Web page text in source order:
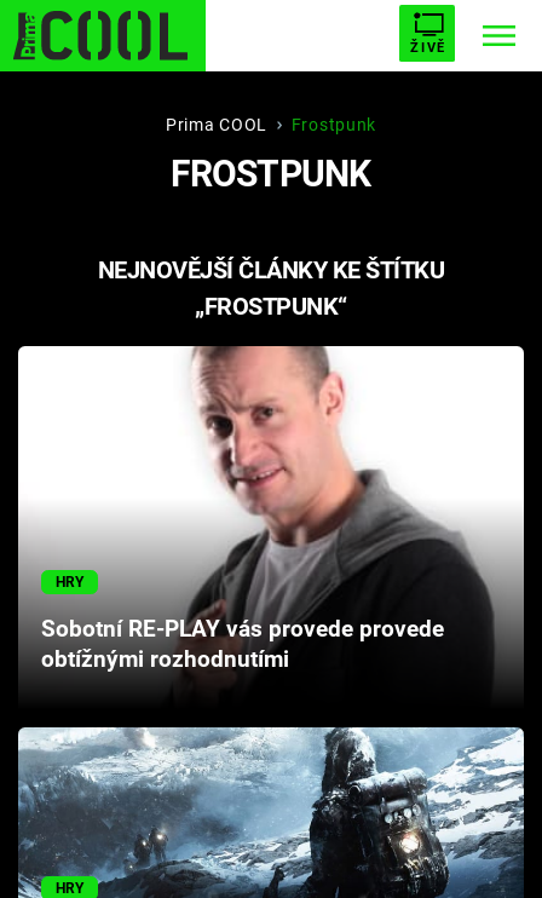
ŽIVĚ
STARHOUSE BUFFY, PŘEMOŽITELKA UPÍRŮ
PLNEJ KOTEL AVENGERS 5
Cool Esport
Pořady
Sledujte prima+
Přihlášení
Prima COOL Frostpunk
FROSTPUNK
NEJNOVĚJŠÍ ČLÁNKY KE ŠTÍTKU
„FROSTPUNK“
HRY
Sobotní RE-PLAY vás provede provede
obtížnými rozhodnutími
HRY